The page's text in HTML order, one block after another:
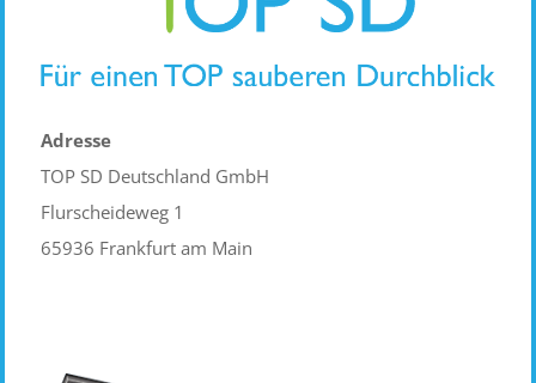
Adresse
TOP SD Deutschland GmbH
Flurscheideweg 1
65936 Frankfurt am Main